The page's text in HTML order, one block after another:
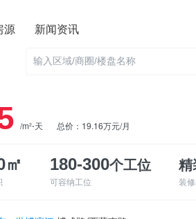
源 新闻资讯
/m²⋅天 总价：19.16万元/月
㎡ 180-300个工位
可容纳工位 装